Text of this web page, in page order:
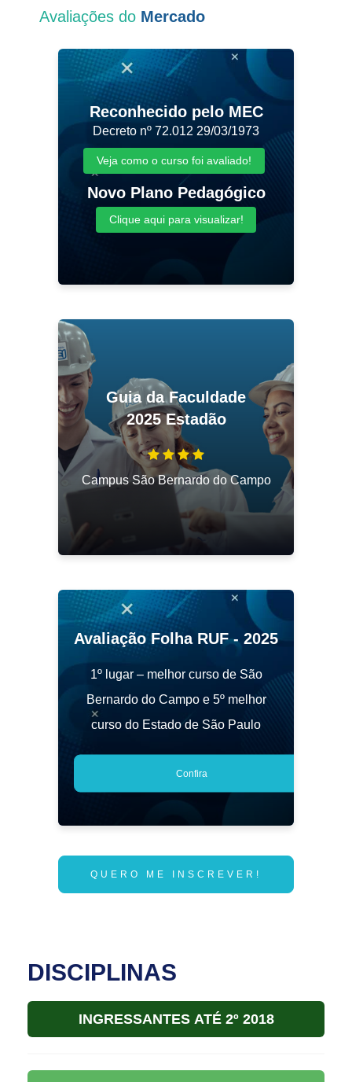
Avaliações do Mercado
Reconhecido pelo MEC
Decreto nº 72.012 29/03/1973
Veja como o curso foi avaliado!
Novo Plano Pedagógico
Clique aqui para visualizar!
Guia da Faculdade
2025 Estadão
4
Estrelas
Campus São Bernardo do Campo
Avaliação Folha RUF - 2025
1º lugar – melhor curso de São
Bernardo do Campo e 5º melhor
curso do Estado de São Paulo
Confira
QUERO ME INSCREVER!
DISCIPLINAS
INGRESSANTES ATÉ 2º 2018